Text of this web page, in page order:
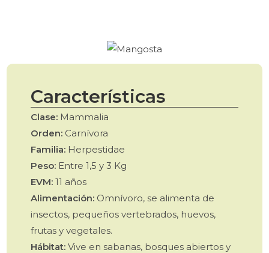
Características
Clase: Mammalia
Orden: Carnívora
Familia: Herpestidae
Peso: Entre 1,5 y 3 Kg
EVM: 11 años
Alimentación: Omnívoro, se alimenta de
insectos, pequeños vertebrados, huevos,
frutas y vegetales.
Hábitat: Vive en sabanas, bosques abiertos y